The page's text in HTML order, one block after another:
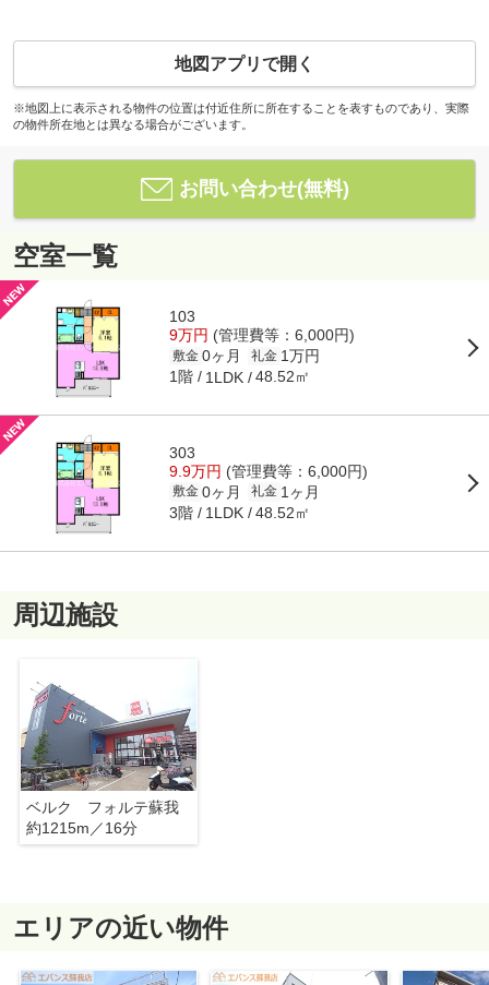
地図アプリで開く
※地図上に表示される物件の位置は付近住所に所在することを表すものであり、実際
の物件所在地とは異なる場合がございます。
お問い合わせ(無料)
空室一覧
103
9万円 (管理費等：6,000円)
敷金 0ヶ月 礼金 1万円
1階 1LDK 48.52㎡
303
9.9万円 (管理費等：6,000円)
敷金 0ヶ月 礼金 1ヶ月
3階 1LDK 48.52㎡
周辺施設
ベルク フォルテ蘇我
約1215m／16分
エリアの近い物件